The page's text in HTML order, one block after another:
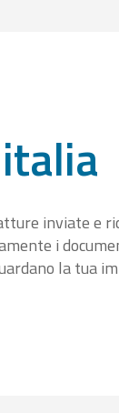
inviate e
i
la tua